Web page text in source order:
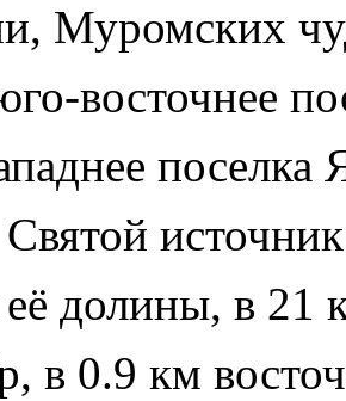
Муромских
восточнее
долины, в 21
в 0.9 км